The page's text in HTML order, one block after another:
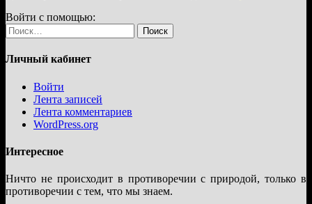
Войти с помощью:
Найти:
Личный кабинет
Войти
Лента записей
Лента комментариев
WordPress.org
Интересное
Ничто не происходит в противоречии с природой, только в
противоречии с тем, что мы знаем.